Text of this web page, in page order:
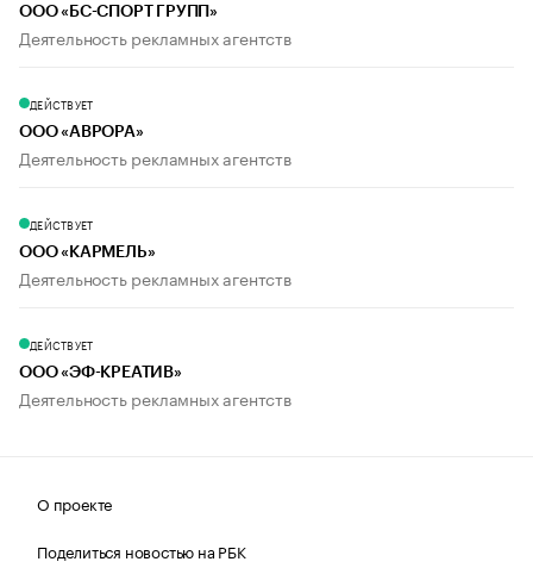
ООО «БС-СПОРТ ГРУПП»
Деятельность рекламных агентств
ДЕЙСТВУЕТ
ООО «АВРОРА»
Деятельность рекламных агентств
ДЕЙСТВУЕТ
ООО «КАРМЕЛЬ»
Деятельность рекламных агентств
ДЕЙСТВУЕТ
ООО «ЭФ-КРЕАТИВ»
Деятельность рекламных агентств
О проекте
Поделиться новостью на РБК